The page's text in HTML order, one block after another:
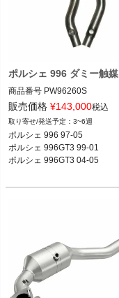
ポルシェ 996 ダミー触媒
商品番号 PW96260S
PW96260S
販売価格 ¥143,000税込
3~6週
ポルシェ 996 97-05
ポルシェ 996GT3 99-01
ポルシェ 996GT3 04-05